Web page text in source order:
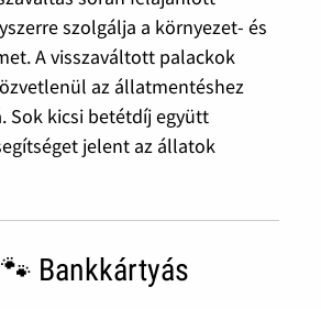
szolgálja a környezet- és
A visszaváltott palackok
az állatmentéshez
Sok kicsi betétdíj együtt
jelent az állatok
🐾 Bankkártyás